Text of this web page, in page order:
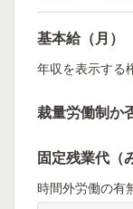
基本給（月）
年収を表示する
裁量労働制か
固定残業代（
時間外労働の有